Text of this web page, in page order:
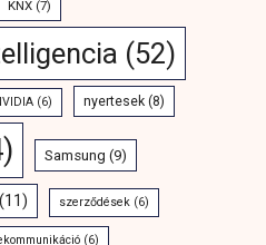
KNX (7)
(52)
(6) nyertesek (8)
Samsung (9)
(11) szerződések (6)
(6)